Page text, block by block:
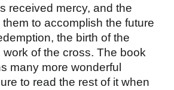
received mercy, and the
to accomplish the future
the birth of the
work of the cross. The book
many more wonderful
to read the rest of it when